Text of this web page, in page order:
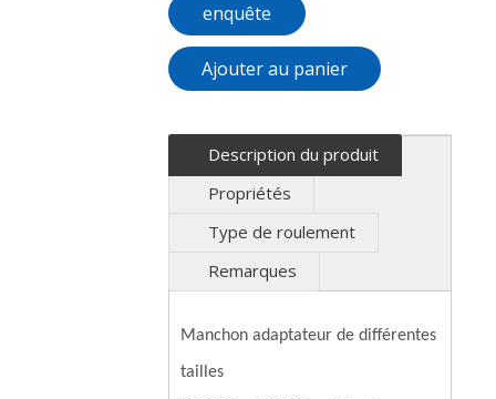
enquête
Ajouter au panier
Description du produit
Propriétés
Type de roulement
Remarques
Manchon adaptateur de différentes
tailles